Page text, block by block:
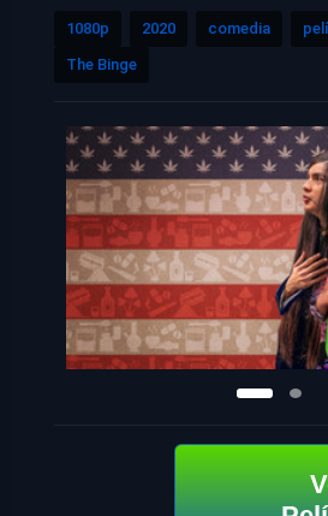
1080p 2020 comedia
The Binge